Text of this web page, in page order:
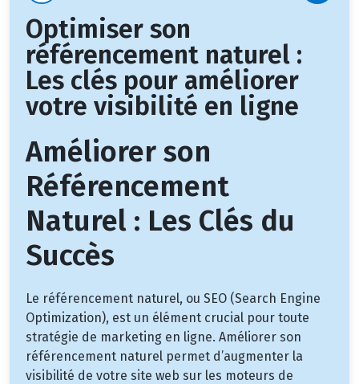
Optimiser son
référencement naturel :
Les clés pour améliorer
votre visibilité en ligne
Améliorer son
Référencement
Naturel : Les Clés du
Succès
Le référencement naturel, ou SEO (Search Engine
Optimization), est un élément crucial pour toute
stratégie de marketing en ligne. Améliorer son
référencement naturel permet d’augmenter la
visibilité de votre site web sur les moteurs de